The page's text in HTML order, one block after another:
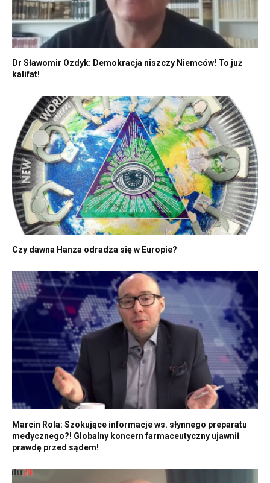
Dr Sławomir Ozdyk: Demokracja niszczy Niemców! To już
kalifat!
Czy dawna Hanza odradza się w Europie?
Marcin Rola: Szokujące informacje ws. słynnego preparatu
medycznego?! Globalny koncern farmaceutyczny ujawnił
prawdę przed sądem!